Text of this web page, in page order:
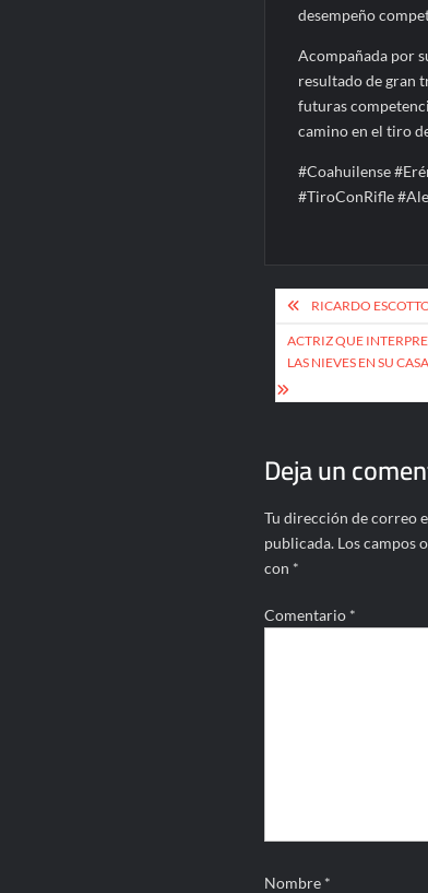
desempeño
Acompañada por
resultado de gran
futuras
camino en el tiro
#Coahuilense
#TiroConRifle
Navegación
de
entradas
RICARDO
ACTRIZ QUE
LAS NIEVES EN SU CASA
Deja un
Tu dirección de correo
publicada. Los campos
con *
Comentario *
Nombre *